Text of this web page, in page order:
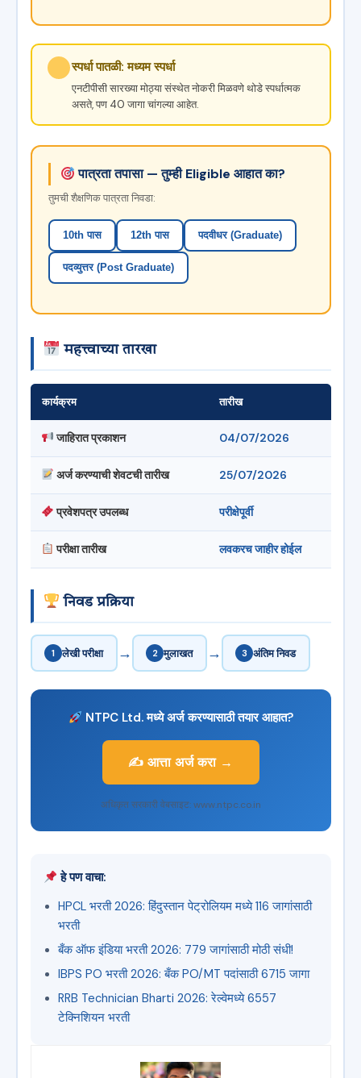
स्पर्धा पातळी: मध्यम स्पर्धा
एनटीपीसी सारख्या मोठ्या संस्थेत नोकरी मिळवणे थोडे स्पर्धात्मक
असते, पण 40 जागा चांगल्या आहेत.
पात्रता तपासा — तुम्ही Eligible आहात का?
तुमची शैक्षणिक पात्रता निवडा:
10th पास 12th पास पदवीधर (Graduate)
पदव्युत्तर (Post Graduate)
महत्त्वाच्या तारखा
कार्यक्रम तारीख
जाहिरात प्रकाशन 04/07/2026
अर्ज करण्याची शेवटची तारीख 25/07/2026
प्रवेशपत्र उपलब्ध परीक्षेपूर्वी
परीक्षा तारीख लवकरच जाहीर होईल
निवड प्रक्रिया
1 लेखी परीक्षा → 2 मुलाखत → 3 अंतिम निवड
NTPC Ltd. मध्ये अर्ज करण्यासाठी तयार आहात?
✍️ आत्ता अर्ज करा →
अधिकृत सरकारी वेबसाइट: www.ntpc.co.in
हे पण वाचा:
HPCL भरती 2026: हिंदुस्तान पेट्रोलियम मध्ये 116 जागांसाठी
भरती
बँक ऑफ इंडिया भरती 2026: 779 जागांसाठी मोठी संधी!
IBPS PO भरती 2026: बँक PO/MT पदांसाठी 6715 जागा
RRB Technician Bharti 2026: रेल्वेमध्ये 6557
टेक्निशियन भरती